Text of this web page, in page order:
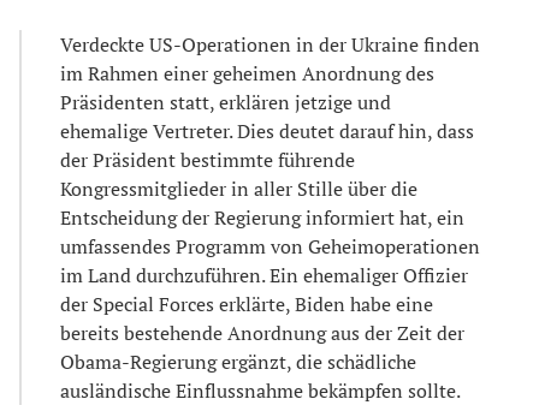
Verdeckte US-Operationen in der Ukraine finden
im Rahmen einer geheimen Anordnung des
Präsidenten statt, erklären jetzige und
ehemalige Vertreter. Dies deutet darauf hin, dass
der Präsident bestimmte führende
Kongressmitglieder in aller Stille über die
Entscheidung der Regierung informiert hat, ein
umfassendes Programm von Geheimoperationen
im Land durchzuführen. Ein ehemaliger Offizier
der Special Forces erklärte, Biden habe eine
bereits bestehende Anordnung aus der Zeit der
Obama-Regierung ergänzt, die schädliche
ausländische Einflussnahme bekämpfen sollte.